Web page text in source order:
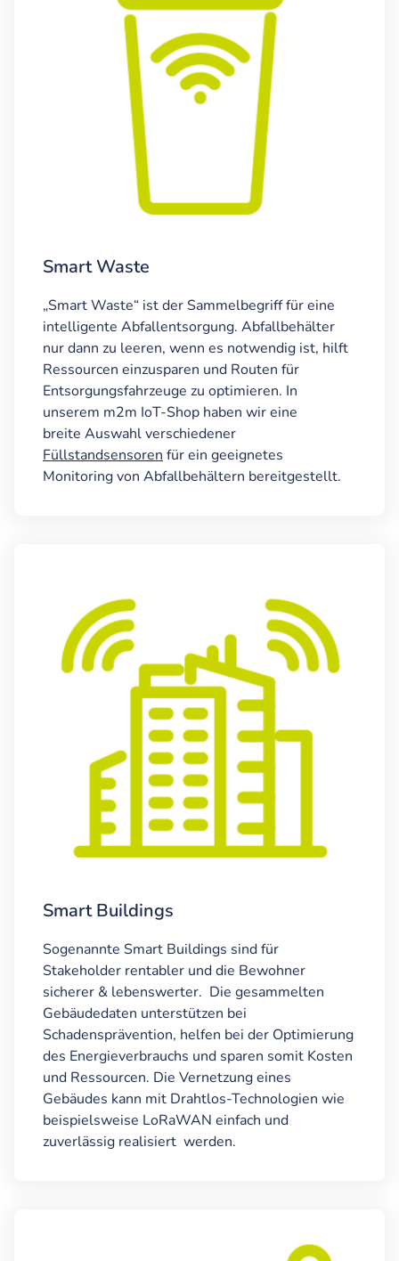
Smart Waste
„Smart Waste“ ist der Sammelbegriff für eine
intelligente Abfallentsorgung. Abfallbehälter
nur dann zu leeren, wenn es notwendig ist, hilft
Ressourcen einzusparen und Routen für
Entsorgungsfahrzeuge zu optimieren. In
unserem m2m IoT-Shop haben wir eine
breite Auswahl verschiedener
Füllstandsensoren für ein geeignetes
Monitoring von Abfallbehältern bereitgestellt.
Smart Buildings
Sogenannte Smart Buildings sind für
Stakeholder rentabler und die Bewohner
sicherer & lebenswerter. Die gesammelten
Gebäudedaten unterstützen bei
Schadensprävention, helfen bei der Optimierung
des Energieverbrauchs und sparen somit Kosten
und Ressourcen. Die Vernetzung eines
Gebäudes kann mit Drahtlos-Technologien wie
beispielsweise LoRaWAN einfach und
zuverlässig realisiert werden.